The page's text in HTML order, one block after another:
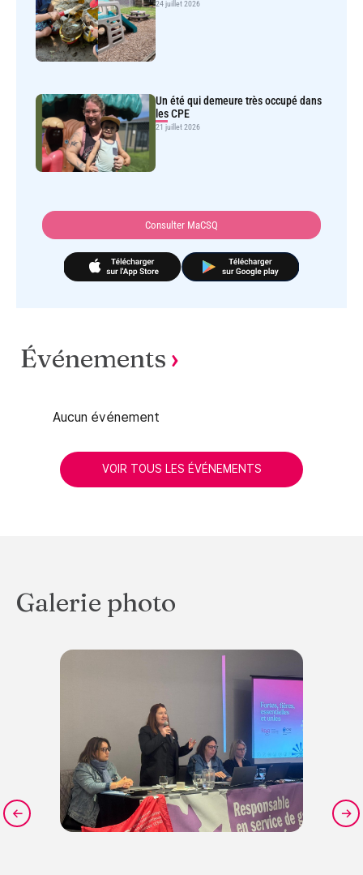
Événements
Aucun événement
VOIR TOUS LES ÉVÉNEMENTS
Galerie photo
PRÉCÉDENT
← →